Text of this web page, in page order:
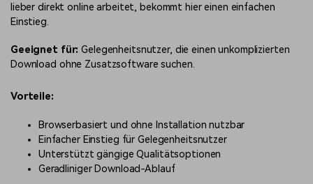
lieber direkt online arbeitet, bekommt hier einen einfachen
Einstieg.
Geeignet für: Gelegenheitsnutzer, die einen unkomplizierten
Download ohne Zusatzsoftware suchen.
Vorteile:
Browserbasiert und ohne Installation nutzbar
Einfacher Einstieg für Gelegenheitsnutzer
Unterstützt gängige Qualitätsoptionen
Geradliniger Download-Ablauf